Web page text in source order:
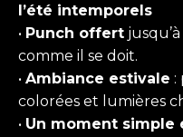
l’été intemporels
• Punch offert
comme il se doit.
• Ambiance estivale :
colorées et lumières
• Un moment simple